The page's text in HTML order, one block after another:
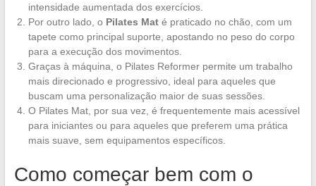
intensidade aumentada dos exercícios.
Por outro lado, o Pilates Maté praticado no chão, com um
tapete como principal suporte, apostando no peso do corpo
para a execução dos movimentos.
Graças à máquina, o Pilates Reformer permite um trabalho
mais direcionado e progressivo, ideal para aqueles que
buscam uma personalização maior de suas sessões.
O Pilates Mat, por sua vez, é frequentemente mais acessível
para iniciantes ou para aqueles que preferem uma prática
mais suave, sem equipamentos específicos.
Como começar bem com o